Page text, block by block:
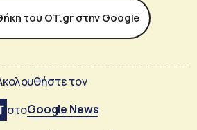
του ΟΤ.gr στην Google
τον
στοGoogle News